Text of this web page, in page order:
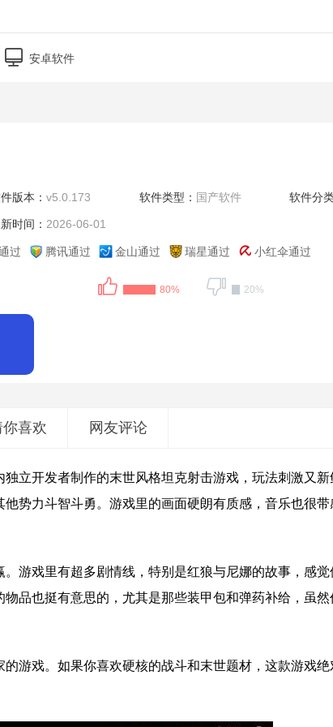
 安卓软件
版本： v5.0.173 软件类型： 国产软件 软件分类
时间： 2026-06-01
过 腾讯通过 金山通过 瑞星通过 小红伞通过
80% 20%
你喜欢 网友评论
立开发者制作的末世风格坦克射击游戏，玩法刺激又新
势力斗智斗勇。游戏里的画面硬朗有质感，音乐也很带
游戏里有超多剧情线，特别是红狼与尼娜的故事，感觉
品也挺有意思的，尤其是那些装甲包和弹药补给，虽然
游戏。如果你喜欢硬核的战斗和末世题材，这款游戏绝